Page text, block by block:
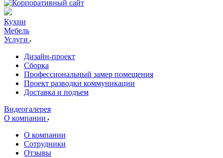
Кухни
Мебель
Услуги
Дизайн-проект
Сборка
Профессиональный замер помещения
Проект разводки коммуникации
Доставка и подъем
Видеогалерея
О компании
О компании
Сотрудники
Отзывы